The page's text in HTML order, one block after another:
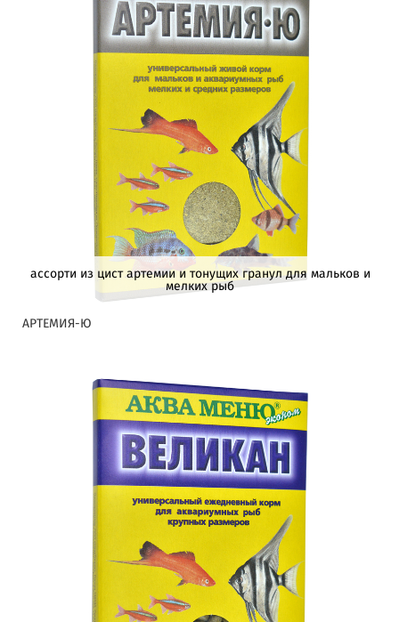
ассорти из цист артемии и тонущих гранул для мальков и
мелких рыб
АРТЕМИЯ-Ю